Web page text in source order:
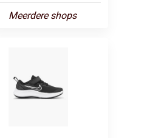
Meerdere shops